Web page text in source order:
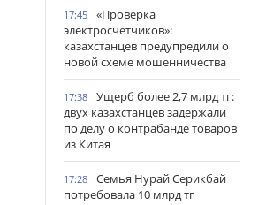
17:45
«Проверка
электросчётчиков»:
казахстанцев предупредили о
новой схеме мошенничества
17:38
Ущерб более 2,7 млрд тг:
двух казахстанцев задержали
по делу о контрабанде товаров
из Китая
17:28
Семья Нурай Серикбай
потребовала 10 млрд тг